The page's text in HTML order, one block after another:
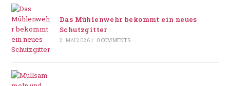
Das Mühlenwehr bekommt ein neues
Schutzgitter
2. MAI 2026 / 0 COMMENTS